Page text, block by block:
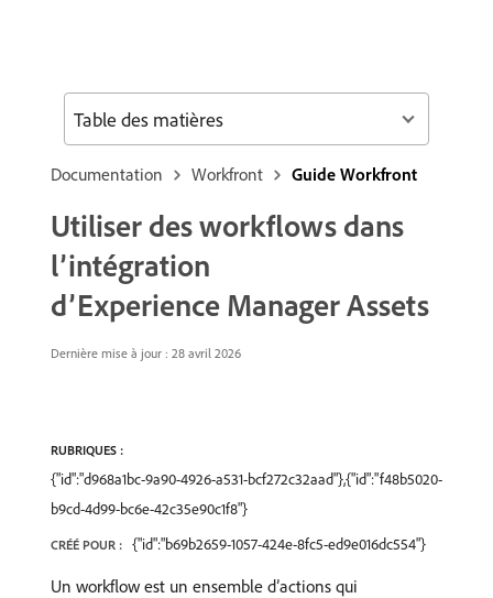
Documentation Workfront Guide Workfront
Utiliser des workflows dans
l’intégration
d’Experience Manager Assets
Dernière mise à jour : 28 avril 2026
RUBRIQUES :
{"id":"d968a1bc-9a90-4926-a531-bcf272c32aad"},{"id":"f48b5020-
b9cd-4d99-bc6e-42c35e90c1f8"}
CRÉÉ POUR : {"id":"b69b2659-1057-424e-8fc5-ed9e016dc554"}
Un workflow est un ensemble d’actions qui
Table des matières